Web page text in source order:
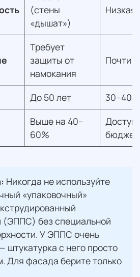
(стены
«дышат»)
Низкая
Требует
защиты от
намокания
Почти
До 50 лет 30–40
Выше на 40–
60%
бюджет
Никогда не используйте
«упаковочный»
(ЭППС) без специальной
У ЭППС очень
штукатурка с него просто
Для фасада берите только